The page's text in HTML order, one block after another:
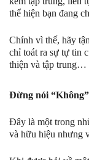
thể hiện bạn đang
Chính vì thế, hãy
chỉ toát ra sự tự tin
thiện và tập trung…
Đừng nói
Đây là một trong
và hữu hiệu nhưng